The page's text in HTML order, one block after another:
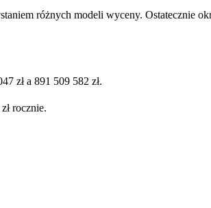
różnych modeli wyceny. Ostatecznie
zł a 891 509 582 zł.
rocznie.